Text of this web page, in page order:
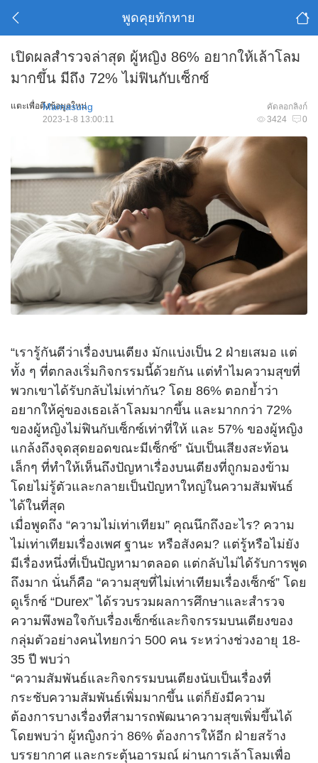
พูดคุยทักทาย
เปิดผลสำรวจล่าสุด ผู้หญิง 86% อยากให้เล้าโลม
มากขึ้น มีถึง 72% ไม่ฟินกับเซ็กซ์
แตะเพื่อดึงข้อมูลใหม่ คัดลอกลิงก์
Mamasung
3424 0
2023-1-8 13:00:11
“เรารู้กันดีว่าเรื่องบนเตียง มักแบ่งเป็น 2 ฝ่ายเสมอ แต่
ทั้ง ๆ ที่ตกลงเริ่มกิจกรรมนี้ด้วยกัน แต่ทำไมความสุขที่
พวกเขาได้รับกลับไม่เท่ากัน? โดย 86% ตอกย้ำว่า
อยากให้คู่ของเธอเล้าโลมมากขึ้น และมากกว่า 72%
ของผู้หญิงไม่ฟินกับเซ็กซ์เท่าที่ให้ และ 57% ของผู้หญิง
แกล้งถึงจุดสุดยอดขณะมีเซ็กซ์” นับเป็นเสียงสะท้อน
เล็กๆ ที่ทำให้เห็นถึงปัญหาเรื่องบนเตียงที่ถูกมองข้าม
โดยไม่รู้ตัวและกลายเป็นปัญหาใหญ่ในความสัมพันธ์
ได้ในที่สุด
เมื่อพูดถึง “ความไม่เท่าเทียม” คุณนึกถึงอะไร? ความ
ไม่เท่าเทียมเรื่องเพศ ฐานะ หรือสังคม? แต่รู้หรือไม่ยัง
มีเรื่องหนึ่งที่เป็นปัญหามาตลอด แต่กลับไม่ได้รับการพูด
ถึงมาก นั่นก็คือ “ความสุขที่ไม่เท่าเทียมเรื่องเซ็กซ์” โดย
ดูเร็กซ์ “Durex” ได้รวบรวมผลการศึกษาและสำรวจ
ความพึงพอใจกับเรื่องเซ็กซ์และกิจกรรมบนเตียงของ
กลุ่มตัวอย่างคนไทยกว่า 500 คน ระหว่างช่วงอายุ 18-
35 ปี พบว่า
“ความสัมพันธ์และกิจกรรมบนเตียงนับเป็นเรื่องที่
กระชับความสัมพันธ์เพิ่มมากขึ้น แต่ก็ยังมีความ
ต้องการบางเรื่องที่สามารถพัฒนาความสุขเพิ่มขึ้นได้
โดยพบว่า ผู้หญิงกว่า 86% ต้องการให้อีก ฝ่ายสร้าง
บรรยากาศ และกระตุ้นอารมณ์ ผ่านการเล้าโลมเพื่อ